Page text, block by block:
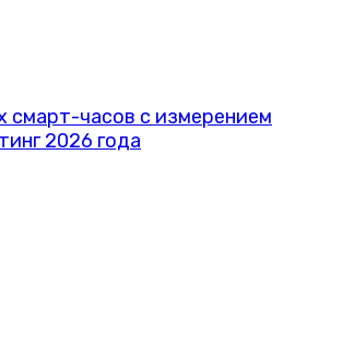
смарт-часов с измерением
2026 года